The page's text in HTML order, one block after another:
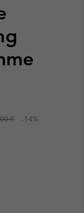
€ -14%